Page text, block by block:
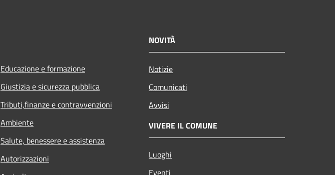
Educazione e formazione
Giustizia e sicurezza pubblica
Tributi,finanze e contravvenzioni
Ambiente
Salute, benessere e assistenza
Autorizzazioni
NOVITÀ
Notizie
Comunicati
Avvisi
VIVERE IL COMUNE
Luoghi
Eventi